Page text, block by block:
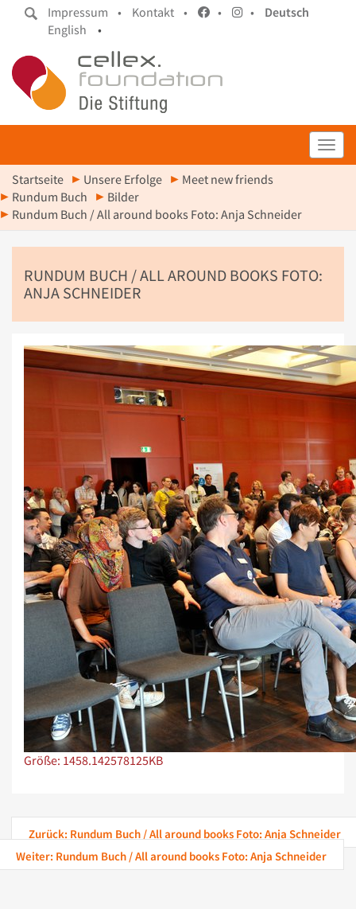
Impressum • Kontakt • • •
Deutsch
English
•
Startseite Unsere Erfolge
Meet new friends
Rundum Buch
Bilder
Rundum Buch / All around books Foto: Anja Schneider
RUNDUM BUCH / ALL AROUND BOOKS FOTO:
ANJA SCHNEIDER
Zeige Bild in voller Größe…
Größe: 1458.142578125KB
Zurück: Rundum Buch / All around books Foto: Anja Schneider
Weiter: Rundum Buch / All around books Foto: Anja Schneider